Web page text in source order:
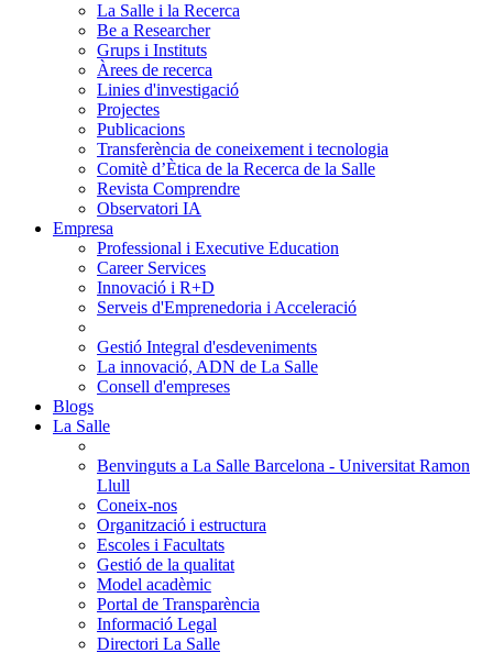
La Salle i la Recerca
Be a Researcher
Grups i Instituts
Àrees de recerca
Linies d'investigació
Projectes
Publicacions
Transferència de coneixement i tecnologia
Comitè d’Ètica de la Recerca de la Salle
Revista Comprendre
Observatori IA
Empresa
Professional i Executive Education
Career Services
Innovació i R+D
Serveis d'Emprenedoria i Acceleració
Gestió Integral d'esdeveniments
La innovació, ADN de La Salle
Consell d'empreses
Blogs
La Salle
Benvinguts a La Salle Barcelona - Universitat Ramon
Llull
Coneix-nos
Organització i estructura
Escoles i Facultats
Gestió de la qualitat
Model acadèmic
Portal de Transparència
Informació Legal
Directori La Salle